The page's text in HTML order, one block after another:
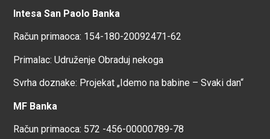
Intesa San Paolo Banka
Račun primaoca: 154-180-20092471-62
Primalac: Udruženje Obraduj nekoga
Svrha doznake: Projekat „Idemo na babine – Svaki dan“
MF Banka
Račun primaoca: 572 -456-00000789-78